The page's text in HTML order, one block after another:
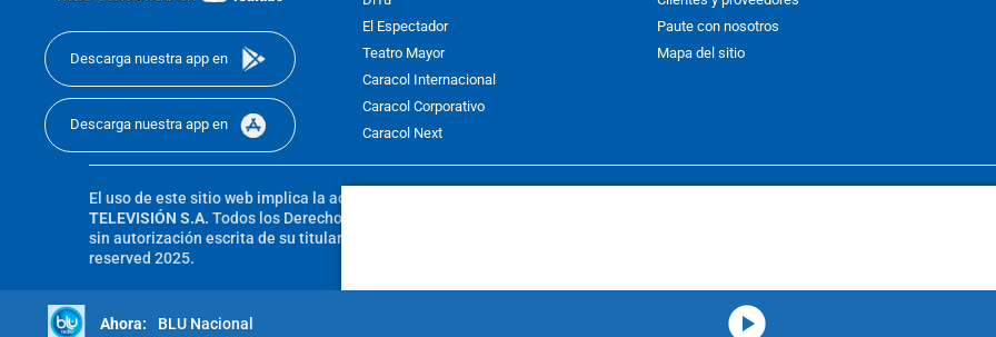
Descarga nuestra app en
Descarga nuestra app en
El Espectador
Teatro Mayor
Caracol Internacional
Caracol Corporativo
Caracol Next
Paute con nosotros
Mapa del sitio
El uso de este sitio web implica la aceptación de los
TELEVISIÓN S.A. Todos los Derechos Reservados D.R.A. Prohibida su reproducción total o parcial, así como su traducción a
sin autorización escrita de su titular. Reproduction in whole or in part, or translation without written permission is prohibited. All
reserved 2025.
BLU Nacional